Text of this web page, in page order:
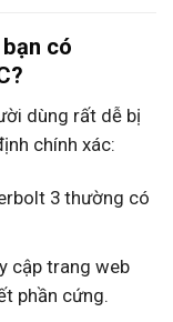
có
dùng rất dễ bị
chính xác:
3 thường có
cập trang web
phần cứng.